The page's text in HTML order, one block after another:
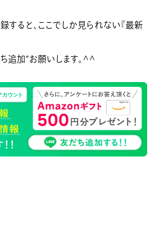
ると、ここでしか見られない『最新
追加”お願いします。^^